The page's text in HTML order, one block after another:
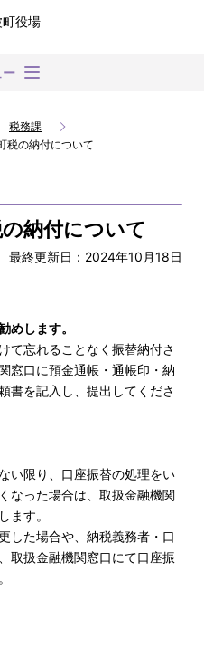
ー
税務課
税の納付について
納付について
最終更新日：2024年10月18日
めします。
て忘れることなく振替納付さ
窓口に預金通帳・通帳印・納
書を記入し、提出してくださ
い限り、口座振替の処理をい
なった場合は、取扱金融機関
ます。
した場合や、納税義務者・口
取扱金融機関窓口にて口座振